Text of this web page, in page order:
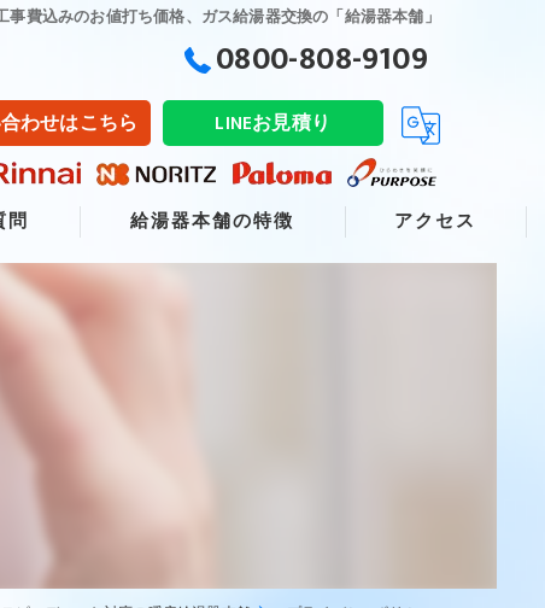
費込みのお値打ち価格、ガス給湯器交換の「給湯器本舗」
0800-808-9109
わせはこちら LINEお見積り
問 給湯器本舗の特徴
修理
アクセス